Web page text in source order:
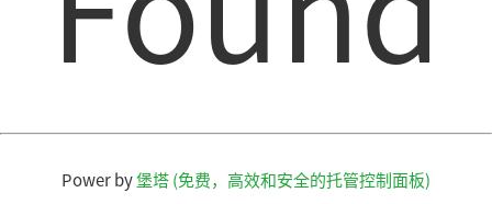
Power by堡塔 (免费，高效和安全的托管控制面板)